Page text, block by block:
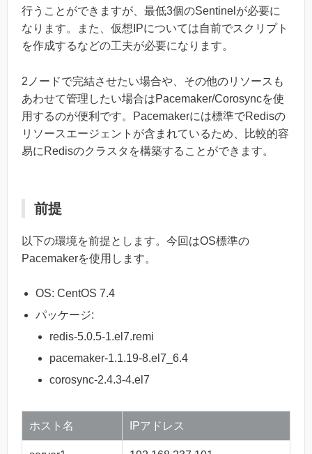
行うことができますが、最低3個のSentinelが必要に
なります。また、仮想IPについては自前でスクリプト
を作成するなどの工夫が必要になります。
2ノードで完結させたい場合や、その他のリソースも
あわせて管理したい場合はPacemaker/Corosyncを使
用するのが便利です。Pacemakerには標準でRedisの
リソースエージェントが含まれているため、比較的容
易にRedisのクラスタを構築することができます。
前提
以下の環境を前提とします。今回はOS標準の
Pacemakerを使用します。
OS: CentOS 7.4
パッケージ:
redis-5.0.5-1.el7.remi
pacemaker-1.1.19-8.el7_6.4
corosync-2.4.3-4.el7
ホスト名 IPアドレス